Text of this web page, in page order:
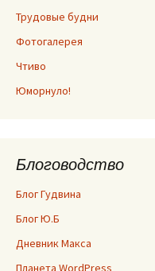
Трудовые будни
Фотогалерея
Чтиво
Юморнуло!
Блоговодство
Блог Гудвина
Блог Ю.Б
Дневник Макса
Планета WordPress